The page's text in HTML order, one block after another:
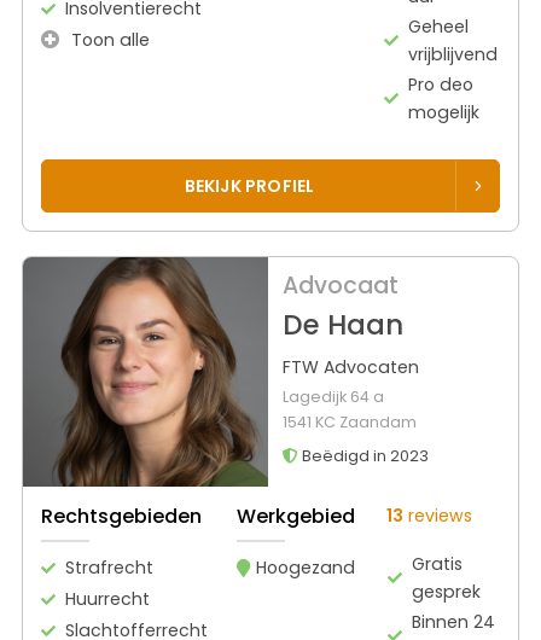
Insolventierecht
Toon alle
Geheel
vrijblijvend
Pro deo
mogelijk
BEKIJK PROFIEL
Advocaat
De Haan
FTW Advocaten
Lagedijk 64 a
1541 KC Zaandam
Beëdigd in 2023
Rechtsgebieden
Strafrecht
Huurrecht
Slachtofferrecht
Werkgebied
Hoogezand
13 reviews
Gratis
gesprek
Binnen 24